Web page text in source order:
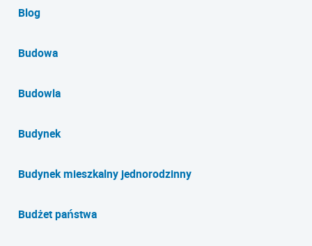
Blog
Budowa
Budowla
Budynek
Budynek mieszkalny jednorodzinny
Budżet państwa